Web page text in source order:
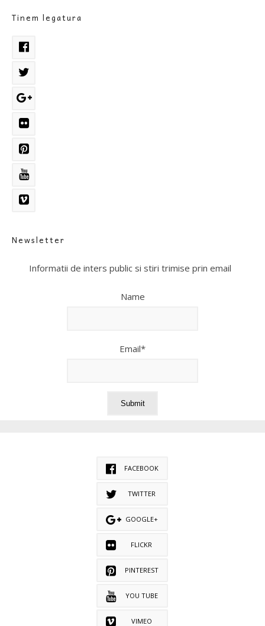
Tinem legatura
Newsletter
Informatii de inters public si stiri trimise prin email
Name
Email*
FACEBOOK
TWITTER
GOOGLE+
FLICKR
PINTEREST
YOU TUBE
VIMEO